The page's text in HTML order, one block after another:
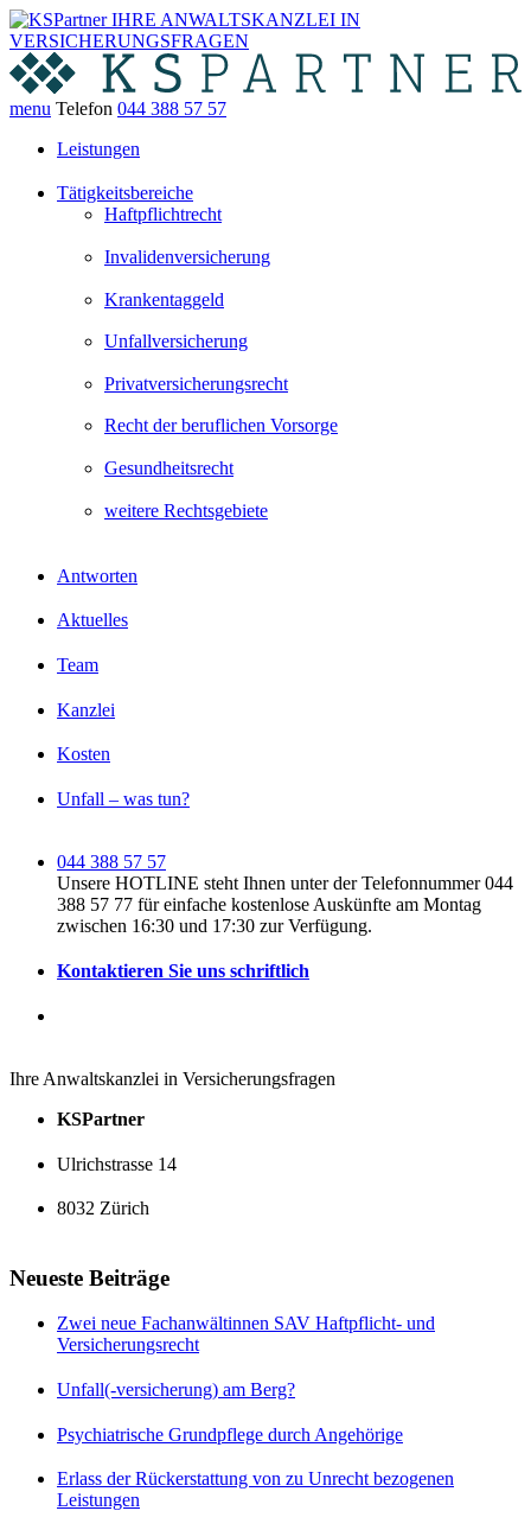
menu Telefon 044 388 57 57
Leistungen
Tätigkeitsbereiche
Haftpflichtrecht
Invalidenversicherung
Krankentaggeld
Unfallversicherung
Privatversicherungsrecht
Recht der beruflichen Vorsorge
Gesundheitsrecht
weitere Rechtsgebiete
Antworten
Aktuelles
Team
Kanzlei
Kosten
Unfall – was tun?
044 388 57 57
Unsere HOTLINE steht Ihnen unter der Telefonnummer 044
388 57 77 für einfache kostenlose Auskünfte am Montag
zwischen 16:30 und 17:30 zur Verfügung.
Kontaktieren Sie uns schriftlich
Ihre Anwaltskanzlei in Versicherungsfragen
KSPartner
Ulrichstrasse 14
8032 Zürich
Neueste Beiträge
Zwei neue Fachanwältinnen SAV Haftpflicht- und
Versicherungsrecht
Unfall(-versicherung) am Berg?
Psychiatrische Grundpflege durch Angehörige
Erlass der Rückerstattung von zu Unrecht bezogenen
Leistungen